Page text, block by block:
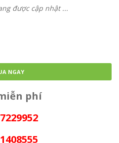
được cập nhật ...
NGAY
phí